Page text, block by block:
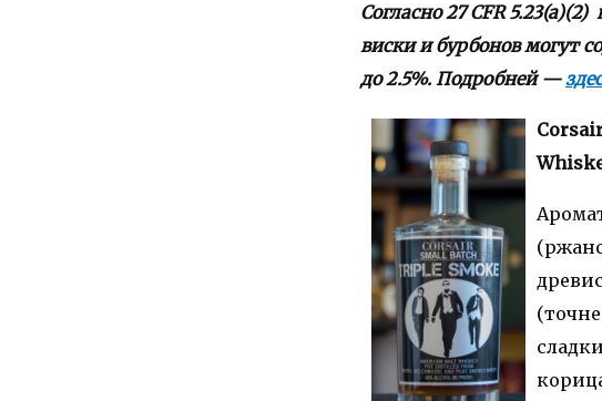
Согласно 27 CFR
виски и бурбонов могут
до 2.5%. Подробней —